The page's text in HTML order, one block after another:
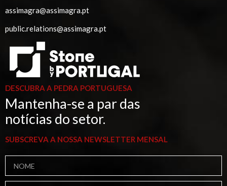
assimagra@assimagra.pt
public.relations@assimagra.pt
DESCUBRA A PEDRA PORTUGUESA
Mantenha-se a par das
notícias do setor.
SUBSCREVA A NOSSA NEWSLETTER MENSAL